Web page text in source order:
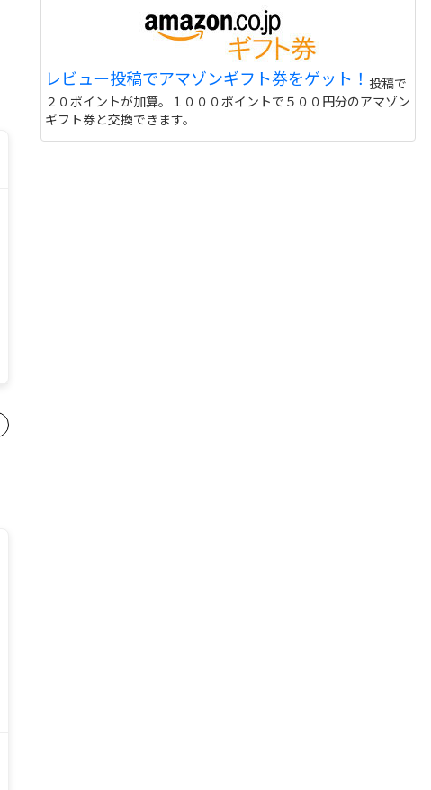
レビュー投稿でアマゾンギフト券をゲット！ 投稿で
２０ポイントが加算。１０００ポイントで５００円分のアマゾン
ギフト券と交換できます。